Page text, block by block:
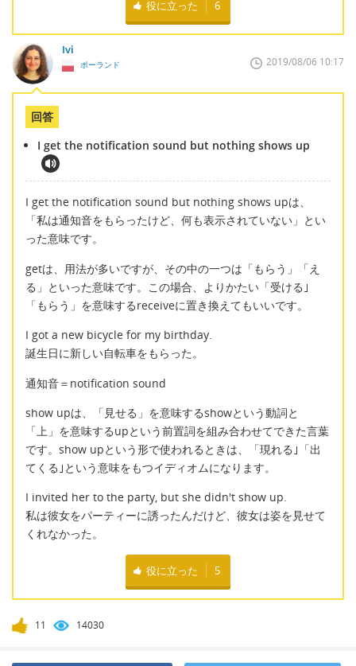
役に立った 6
Ivi
ポーランド 2019/08/06 10:17
回答
I get the notification sound but nothing shows up
I get the notification sound but nothing shows upは、
「私は通知音をもらったけど、何も表示されていない」とい
った意味です。
getは、用法が多いですが、その中の一つは「もらう」「え
る」といった意味です。この場合、よりかたい「受ける｣
「もらう」を意味するreceiveに置き換えてもいいです。
I got a new bicycle for my birthday.
誕生日に新しい自転車をもらった。
通知音＝notification sound
show upは、「見せる」を意味するshowという動詞と
「上」を意味するupという前置詞を組み合わせてできた言葉
です。show upという形で使われるときは、「現れる｣「出
てくる｣という意味をもつイディオムになります。
I invited her to the party, but she didn't show up.
私は彼女をパーティーに誘ったんだけど、彼女は姿を見せて
くれなかった。
役に立った 5
11 14030